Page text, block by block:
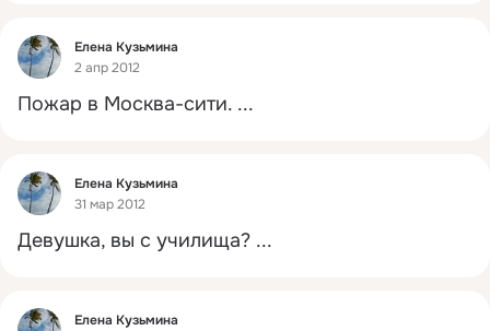
Фид
Елена Кузьмина
2 апр 2012
Пожар в Москва-сити. ...
Фид
Елена Кузьмина
31 мар 2012
Девушка, вы с училища? ...
Фид
Елена Кузьмина